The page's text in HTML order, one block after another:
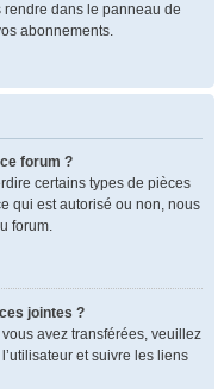
dans le panneau de
abonnements.
forum ?
certains types de pièces
qui est autorisé ou non, nous
forum.
jointes ?
avez transférées, veuillez
et suivre les liens